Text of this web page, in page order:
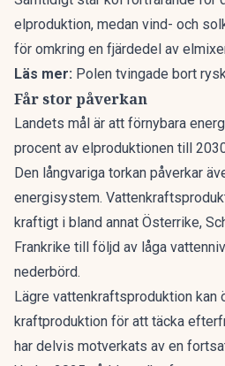
elproduktion, medan vind- och
för omkring en fjärdedel av
Läs mer: Polen tvingade bort
Får stor påverkan
Landets mål är att förnybara
procent av elproduktionen till
Den långvariga torkan påverkar
energisystem.
kraftigt i bland annat Österrike,
Frankrike till följd av låga
nederbörd.
Lägre vattenkraftsproduktion kan
kraftproduktion för att täcka
har delvis motverkats av en